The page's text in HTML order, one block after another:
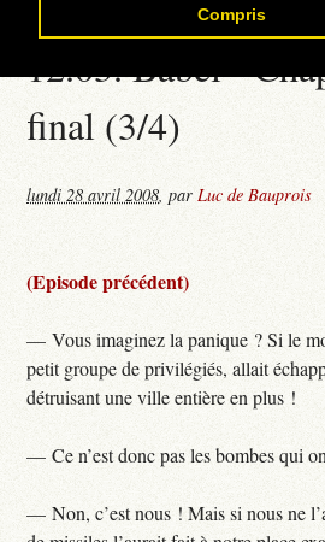
Compris
12.03. Babel -
final (3/4)
lundi 28 avril 2008,parLuc de Bauprois
(Episode précédent)
— Vous imaginez la panique ? Si le
petit groupe de privilégiés, allait
détruisant une ville entière en plus !
— Ce n’est donc pas les bombes qui
— Non, c’est nous ! Mais si nous ne